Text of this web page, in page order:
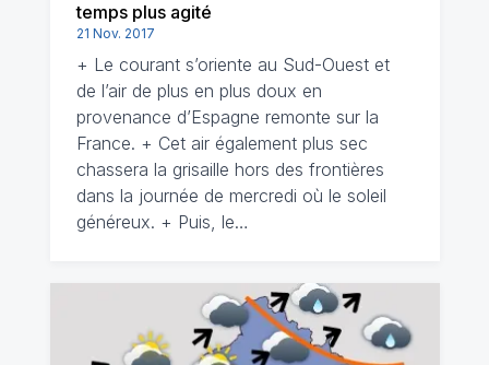
temps plus agité
21 Nov. 2017
+ Le courant s’oriente au Sud-Ouest et
de l’air de plus en plus doux en
provenance d’Espagne remonte sur la
France. + Cet air également plus sec
chassera la grisaille hors des frontières
dans la journée de mercredi où le soleil
généreux. + Puis, le…